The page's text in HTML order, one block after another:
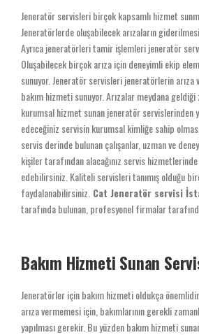
Jeneratör servisleri birçok kapsamlı hizmet
Jeneratörlerde oluşabilecek arızaların
Ayrıca jeneratörleri tamir işlemleri jeneratör
Oluşabilecek birçok arıza için deneyimli ekip
sunuyor. Jeneratör servisleri jeneratörlerin arıza
bakım hizmeti sunuyor. Arızalar meydana
kurumsal hizmet sunan jeneratör servislerinden
edeceğiniz servisin kurumsal kimliğe sahip
servis derinde bulunan çalışanlar, uzman ve
kişiler tarafından alacağınız servis
edebilirsiniz. Kaliteli servisleri tanımış olduğu
faydalanabilirsiniz. Cat Jeneratör servisi
tarafında bulunan, profesyonel firmalar
Bakım Hizmeti Sunan
Jeneratörler için bakım hizmeti oldukça
arıza vermemesi için, bakımlarının gerekli
yapılması gerekir. Bu yüzden bakım hizmeti